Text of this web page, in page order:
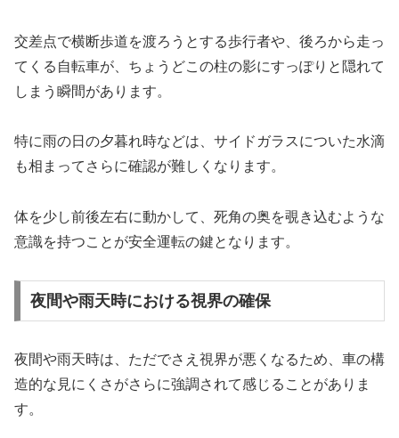
交差点で横断歩道を渡ろうとする歩行者や、後ろから走っ
てくる自転車が、ちょうどこの柱の影にすっぽりと隠れて
しまう瞬間があります。
特に雨の日の夕暮れ時などは、サイドガラスについた水滴
も相まってさらに確認が難しくなります。
体を少し前後左右に動かして、死角の奥を覗き込むような
意識を持つことが安全運転の鍵となります。
夜間や雨天時における視界の確保
夜間や雨天時は、ただでさえ視界が悪くなるため、車の構
造的な見にくさがさらに強調されて感じることがありま
す。